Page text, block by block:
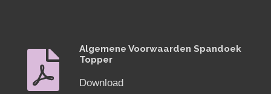
Algemene Voorwaarden Spandoek
Topper
Download